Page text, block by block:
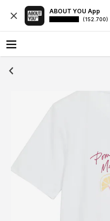
ABOUT YOU App
(152.700)